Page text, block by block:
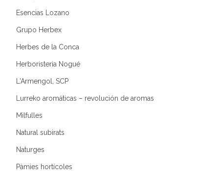
Esencias Lozano
Grupo Herbex
Herbes de la Conca
Herboristeria Nogué
L'Armengol, SCP
Lurreko aromáticas – revolución de aromas
Milfulles
Natural subirats
Naturges
Pàmies hortícoles